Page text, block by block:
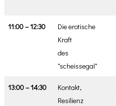
11:00 – 12:30
Die erotische
Kraft
des
"scheissegal"
13:00 – 14:30
Kontakt,
Resilienz